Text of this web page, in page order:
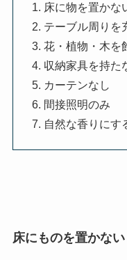
床に物を置かな
テーブル周りを
花・植物・木を
収納家具を持た
カーテンなし
間接照明のみ
自然な香りにす
床にものを置かない